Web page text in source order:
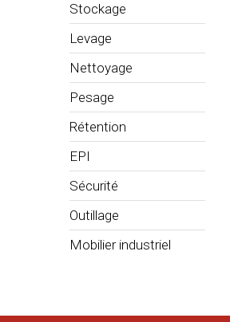
Stockage
Levage
Nettoyage
Pesage
Rétention
EPI
Sécurité
Outillage
Mobilier industriel